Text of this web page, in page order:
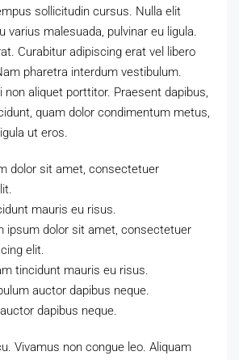
sollicitudin cursus. Nulla elit
varius malesuada, pulvinar eu ligula.
Curabitur adipiscing erat vel libero
pharetra interdum vestibulum.
non aliquet porttitor. Praesent dapibus,
quam dolor condimentum metus,
ut eros.
dolor sit amet, consectetuer
mauris eu risus.
ipsum dolor sit amet, consectetuer
elit.
tincidunt mauris eu risus.
auctor dapibus neque.
dapibus neque.
Vivamus non congue leo. Aliquam